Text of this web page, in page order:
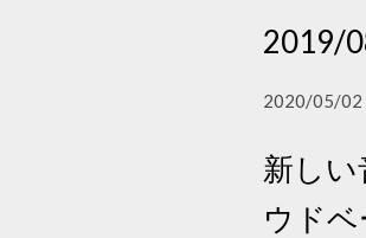
2019/
2020/05/
新し
ウド